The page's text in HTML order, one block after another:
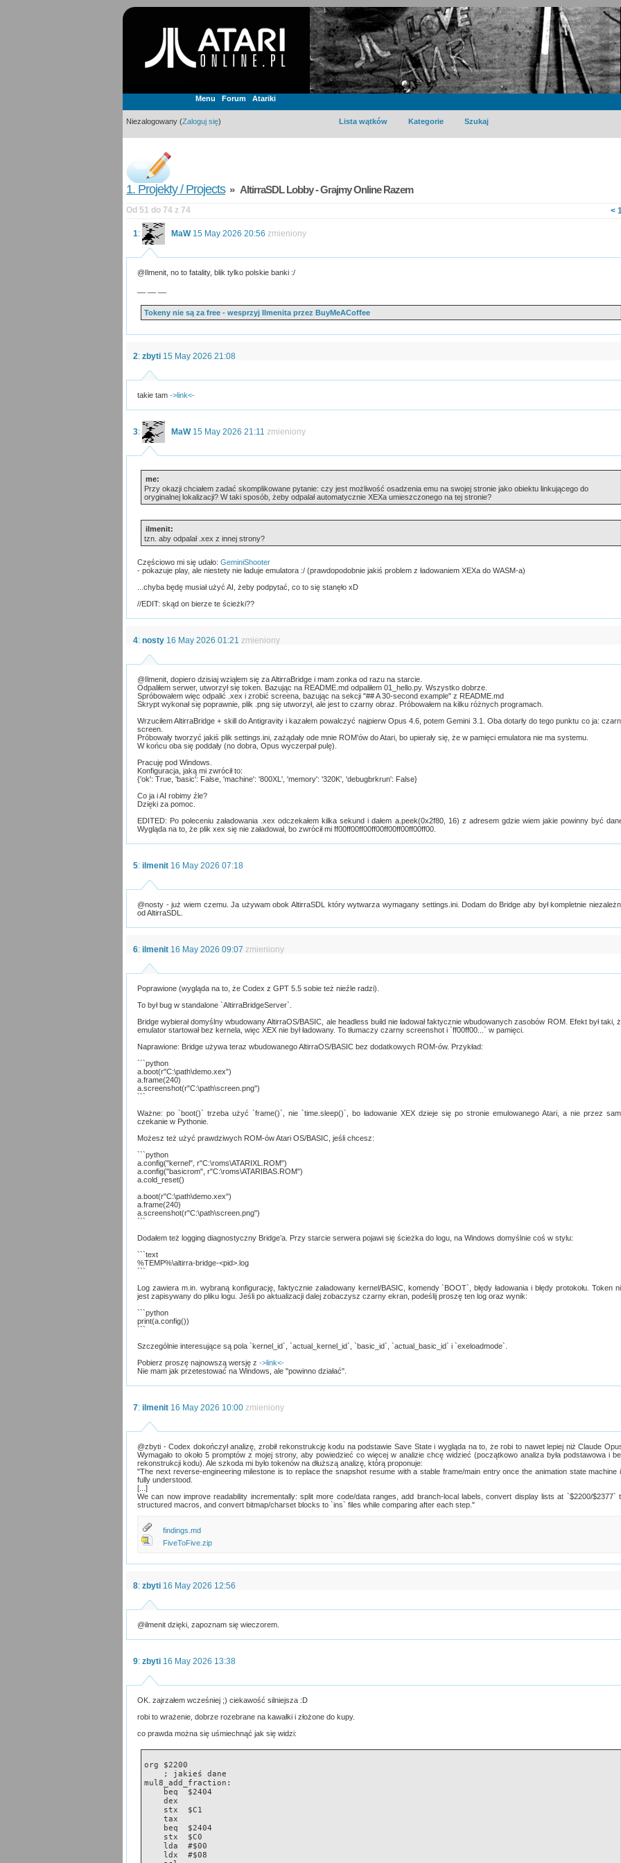
Menu Forum Atariki
Niezalogowany (Zaloguj się) Lista wątków Kategorie Szukaj
1. Projekty / Projects» AltirraSDL Lobby - Grajmy Online Razem
Od 51 do 74 z 74 <
1: MaW 15 May 2026 20:56 zmieniony
@Ilmenit, no to fatality, blik tylko polskie banki :/
Tokeny nie są za free - wesprzyj Ilmenita przez BuyMeACoffee
2: zbyti 15 May 2026 21:08
takie tam ->link<-
3: MaW 15 May 2026 21:11 zmieniony
me:
Przy okazji chciałem zadać skomplikowane pytanie: czy jest możliwość osadzenia emu na swojej stronie jako obiektu linkującego do
oryginalnej lokalizacji? W taki sposób, żeby odpalał automatycznie XEXa umieszczonego na tej stronie?
ilmenit:
tzn. aby odpalał .xex z innej strony?
Częściowo mi się udało: GeminiShooter
- pokazuje play, ale niestety nie ładuje emulatora :/ (prawdopodobnie jakiś problem z ładowaniem XEXa do WASM-a)
...chyba będę musiał użyć AI, żeby podpytać, co to się stanęło xD
//EDIT: skąd on bierze te ścieżki??
4: nosty 16 May 2026 01:21 zmieniony
@Ilmenit, dopiero dzisiaj wziąłem się za AltirraBridge i mam zonka od razu na starcie.
Odpaliłem serwer, utworzył się token. Bazując na README.md odpaliłem 01_hello.py. Wszystko dobrze.
Spróbowałem więc odpalić .xex i zrobić screena, bazując na sekcji "## A 30-second example" z README.md
Skrypt wykonał się poprawnie, plik .png się utworzył, ale jest to czarny obraz. Próbowałem na kilku różnych programach.
Wrzuciłem AltirraBridge + skill do Antigravity i kazałem powalczyć najpierw Opus 4.6, potem Gemini 3.1. Oba dotarły do tego punktu co ja:
screen.
Próbowały tworzyć jakiś plik settings.ini, zażądały ode mnie ROM'ów do Atari, bo upierały się, że w pamięci emulatora nie ma systemu.
W końcu oba się poddały (no dobra, Opus wyczerpał pulę).
Pracuję pod Windows.
Konfiguracja, jaką mi zwrócił to:
{'ok': True, 'basic': False, 'machine': '800XL', 'memory': '320K', 'debugbrkrun': False}
Co ja i AI robimy źle?
Dzięki za pomoc.
EDITED: Po poleceniu załadowania .xex odczekałem kilka sekund i dałem a.peek(0x2f80, 16) z adresem gdzie wiem jakie powinny być
Wygląda na to, że plik xex się nie załadował, bo zwrócił mi ff00ff00ff00ff00ff00ff00ff00ff00.
5: ilmenit 16 May 2026 07:18
@nosty - już wiem czemu. Ja używam obok AltirraSDL który wytwarza wymagany settings.ini. Dodam do Bridge aby był kompletnie
od AltirraSDL.
6: ilmenit 16 May 2026 09:07 zmieniony
Poprawione (wygląda na to, że Codex z GPT 5.5 sobie też nieźle radzi).
To był bug w standalone `AltirraBridgeServer`.
Bridge wybierał domyślny wbudowany AltirraOS/BASIC, ale headless build nie ładował faktycznie wbudowanych zasobów ROM. Efekt był taki,
emulator startował bez kernela, więc XEX nie był ładowany. To tłumaczy czarny screenshot i `ff00ff00...` w pamięci.
Naprawione: Bridge używa teraz wbudowanego AltirraOS/BASIC bez dodatkowych ROM-ów. Przykład:
```python
a.boot(r"C:\path\demo.xex")
a.frame(240)
a.screenshot(r"C:\path\screen.png")
```
Ważne: po `boot()` trzeba użyć `frame()`, nie `time.sleep()`, bo ładowanie XEX dzieje się po stronie emulowanego Atari, a nie przez
czekanie w Pythonie.
Możesz też użyć prawdziwych ROM-ów Atari OS/BASIC, jeśli chcesz:
```python
a.config("kernel", r"C:\roms\ATARIXL.ROM")
a.config("basicrom", r"C:\roms\ATARIBAS.ROM")
a.cold_reset()
a.boot(r"C:\path\demo.xex")
a.frame(240)
a.screenshot(r"C:\path\screen.png")
```
Dodałem też logging diagnostyczny Bridge’a. Przy starcie serwera pojawi się ścieżka do logu, na Windows domyślnie coś w stylu:
```text
%TEMP%\altirra-bridge-<pid>.log
```
Log zawiera m.in. wybraną konfigurację, faktycznie załadowany kernel/BASIC, komendy `BOOT`, błędy ładowania i błędy protokołu. Token
jest zapisywany do pliku logu. Jeśli po aktualizacji dalej zobaczysz czarny ekran, podeślij proszę ten log oraz wynik:
```python
print(a.config())
```
Szczególnie interesujące są pola `kernel_id`, `actual_kernel_id`, `basic_id`, `actual_basic_id` i `exeloadmode`.
Pobierz proszę najnowszą wersję z ->link<-
Nie mam jak przetestować na Windows, ale "powinno działać".
7: ilmenit 16 May 2026 10:00 zmieniony
@zbyti - Codex dokończył analizę, zrobił rekonstrukcję kodu na podstawie Save State i wygląda na to, że robi to nawet lepiej niż Claude
Wymagało to około 5 promptów z mojej strony, aby powiedzieć co więcej w analizie chcę widzieć (początkowo analiza była podstawowa i
rekonstrukcji kodu). Ale szkoda mi było tokenów na dłuższą analizę, którą proponuje:
"The next reverse-engineering milestone is to replace the snapshot resume with a stable frame/main entry once the animation state machine
fully understood.
[...]
We can now improve readability incrementally: split more code/data ranges, add branch-local labels, convert display lists at `$2200/$2377`
structured macros, and convert bitmap/charset blocks to `ins` files while comparing after each step."
findings.md
FiveToFive.zip
8: zbyti 16 May 2026 12:56
@ilmenit dzięki, zapoznam się wieczorem.
9: zbyti 16 May 2026 13:38
OK. zajrzałem wcześniej ;) ciekawość silniejsza :D
robi to wrażenie, dobrze rozebrane na kawałki i złożone do kupy.
co prawda można się uśmiechnąć jak się widzi:
org $2200
    ; jakieś dane
mul8_add_fraction:
    beq  $2404
    dex
    stx  $C1
    tax
    beq  $2404
    stx  $C0
    lda  #$00
    ldx  #$08